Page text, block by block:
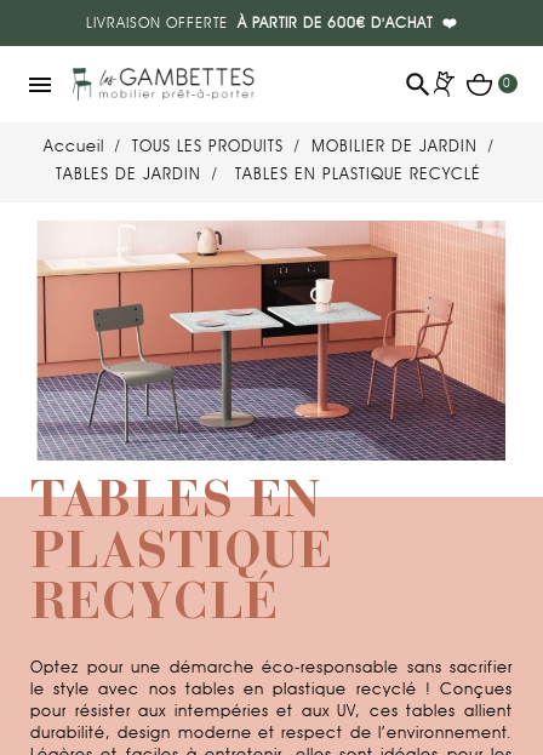
LIVRAISON OFFERTEÀ PARTIR DE 600€ D'ACHAT ❤️
menu search 0
Accueil TOUS LES PRODUITS
MOBILIER DE JARDIN
TABLES DE JARDIN
TABLES EN PLASTIQUE RECYCLÉ
TABLES EN
PLASTIQUE
RECYCLÉ
Optez pour une démarche éco-responsable sans sacrifier
le style avec nos tables en plastique recyclé ! Conçues
pour résister aux intempéries et aux UV, ces tables allient
durabilité, design moderne et respect de l’environnement.